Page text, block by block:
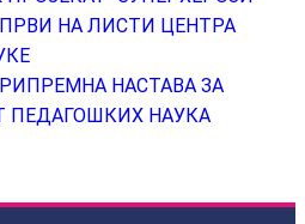
НА ЛИСТИ ЦЕНТРА
НАСТАВА ЗА
ПЕДАГОШКИХ НАУКА